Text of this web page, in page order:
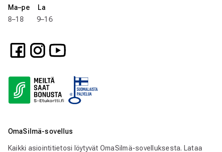
Ma–pe La
8–18 9–16
OmaSilmä-sovellus
Kaikki asiointitietosi löytyvät OmaSilmä-sovelluksesta. Lataa